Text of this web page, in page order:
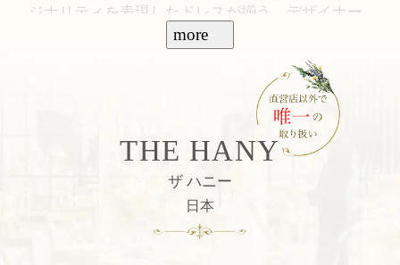
ジナリティを表現したドレスが揃う。デザイナー
が学んできた建築学を生かし、立体的なカッティ
ングやしなやかなフィット感、他には見られない
more
THE HANY
ザ ハニー
日本